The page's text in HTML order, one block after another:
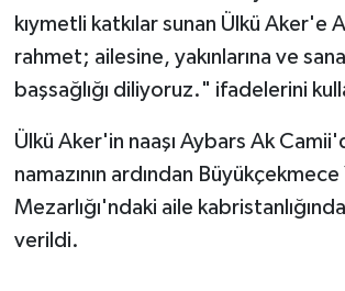
kıymetli katkılar sunan Ülkü Aker'e
rahmet; ailesine, yakınlarına ve
başsağlığı diliyoruz." ifadelerini
Ülkü Aker'in naaşı Aybars Ak
namazının ardından Büyükçekmece
Mezarlığı'ndaki aile
verildi.